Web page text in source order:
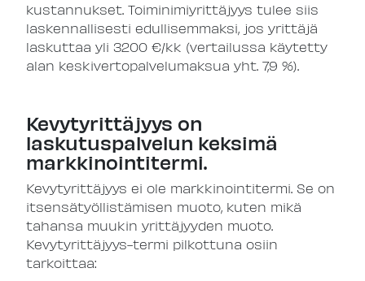
kustannukset. Toiminimiyrittäjyys tulee siis
laskennallisesti edullisemmaksi, jos yrittäjä
laskuttaa yli 3200 €/kk (vertailussa käytetty
alan keskivertopalvelumaksua yht. 7,9 %).
Kevytyrittäjyys on
laskutuspalvelun keksimä
markkinointitermi.
Kevytyrittäjyys ei ole markkinointitermi. Se on
itsensätyöllistämisen muoto, kuten mikä
tahansa muukin yrittäjyyden muoto.
Kevytyrittäjyys-termi pilkottuna osiin
tarkoittaa: